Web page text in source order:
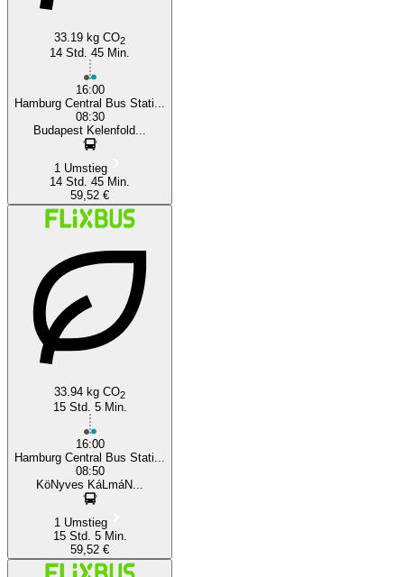
33.19 kg CO2
14 Std. 45 Min.
16:00
Hamburg Central Bus Stati...
08:30
Budapest Kelenfold...
1 Umstieg
14 Std. 45 Min.
59,52 €
33.94 kg CO2
15 Std. 5 Min.
16:00
Hamburg Central Bus Stati...
08:50
KöNyves KáLmáN...
1 Umstieg
15 Std. 5 Min.
59,52 €